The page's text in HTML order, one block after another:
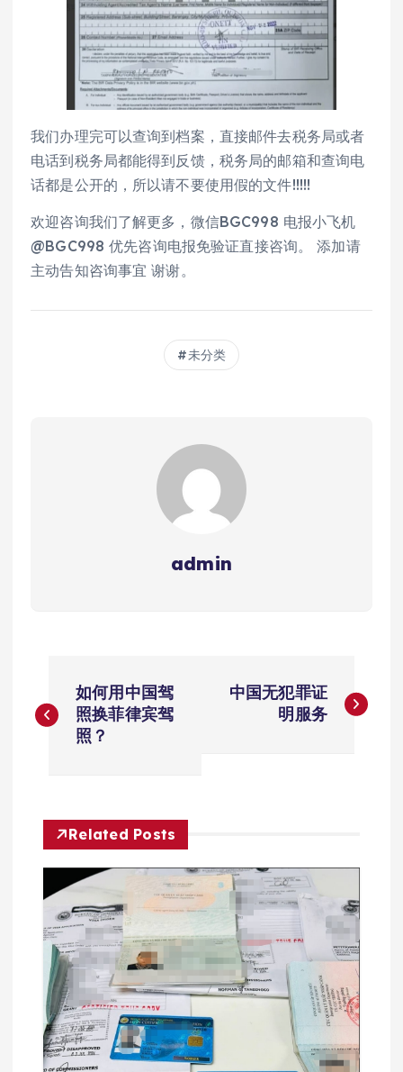
我们办理完可以查询到档案，直接邮件去税务局或者
电话到税务局都能得到反馈，税务局的邮箱和查询电
话都是公开的，所以请不要使用假的文件!!!!!
欢迎咨询我们了解更多，微信BGC998 电报小飞机
@BGC998 优先咨询电报免验证直接咨询。 添加请
主动告知咨询事宜 谢谢。
未分类
admin
章
航
如何用中国驾
照换菲律宾驾
照？
中国无犯罪证
明服务
Related Posts